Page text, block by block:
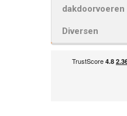
dakdoorvoeren
Diversen